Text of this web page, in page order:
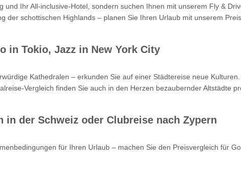
Ihr All-inclusive-Hotel, sondern suchen Ihnen mit unserem Fly &
der schottischen Highlands – planen Sie Ihren Urlaub mit unserem
in Tokio, Jazz in New York City
Kathedralen – erkunden Sie auf einer Städtereise neue
Vergleich finden Sie auch in den Herzen bezaubernder Altstädte
der Schweiz oder Clubreise nach Zypern
für Ihren Urlaub – machen Sie den Preisvergleich für